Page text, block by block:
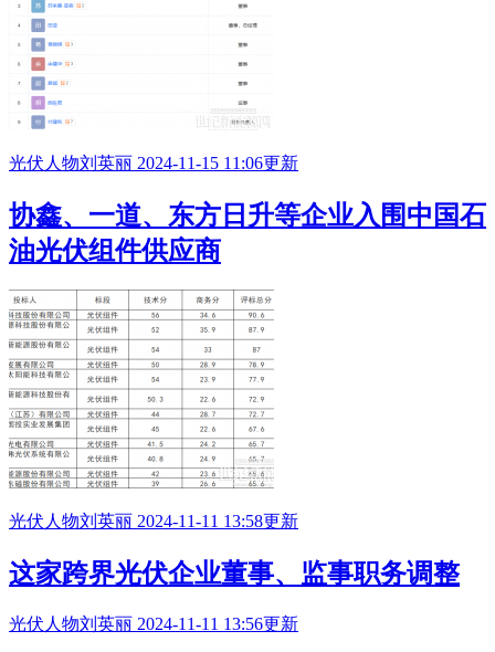
光伏人物刘英丽 2024-11-15 11:06更新
协鑫、一道、东方日升等企业入围中国石
油光伏组件供应商
光伏人物刘英丽 2024-11-11 13:58更新
这家跨界光伏企业董事、监事职务调整
光伏人物刘英丽 2024-11-11 13:56更新